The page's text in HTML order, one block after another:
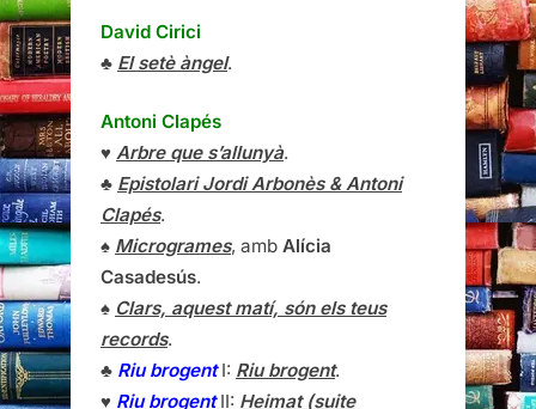
David Cirici
♣ El setè àngel.
Antoni Clapés
♥ Arbre que s’allunyà.
♣ Epistolari Jordi Arbonès & Antoni
Clapés.
♠ Microgrames, amb Alícia
Casadesús.
♠ Clars, aquest matí, són els teus
records.
♣ Riu brogentI: Riu brogent.
♥ Riu brogentII: Heimat (suite